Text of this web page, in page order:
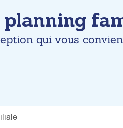
qui vous